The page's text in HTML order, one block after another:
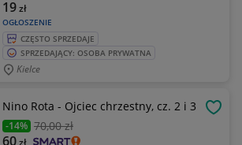
OGŁOSZENIE
19zł
CZĘSTO SPRZEDAJE
SPRZEDAJĄCY: OSOBA PRYWATNA
Kielce
Nino Rota - Ojciec chrzestny, cz. 2 i 3
-14% 70,00 zł
60zł